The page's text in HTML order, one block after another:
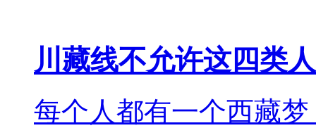
川藏线不允许这四类
每个人都有一个西藏